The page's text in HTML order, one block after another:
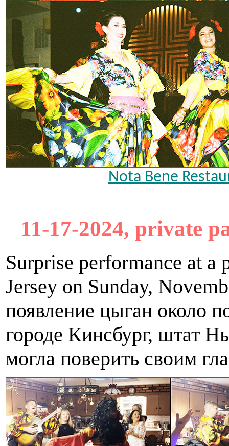
Nota Bene
11-17-2024, private
Surprise performance at
Jersey on Sunday,
появление цыган около
городе Кинсбург, штат
могла поверить своим